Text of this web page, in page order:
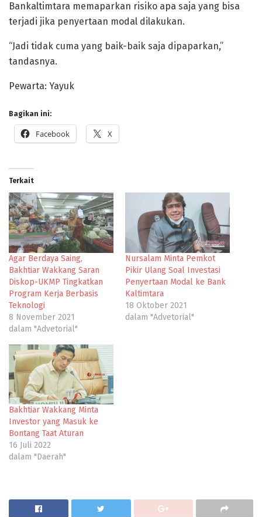
Bankaltimtara memaparkan risiko apa saja yang bisa
terjadi jika penyertaan modal dilakukan.
“Jadi tidak cuma yang baik-baik saja dipaparkan,”
tandasnya.
Pewarta: Yayuk
Bagikan ini:
Facebook X
Terkait
Agar Berdaya Saing,
Bakhtiar Wakkang Saran
Diskop-UKMP Tingkatkan
Program Kerja Berbasis
Teknologi
8 November 2021
dalam "Advetorial"
Nursalam Minta Pemkot
Pikir Ulang Soal Investasi
Penyertaan Modal ke Bank
Kaltimtara
18 Oktober 2021
dalam "Advetorial"
Bakhtiar Wakkang Minta
Investor yang Masuk ke
Bontang Taat Aturan
16 Juli 2022
dalam "Daerah"